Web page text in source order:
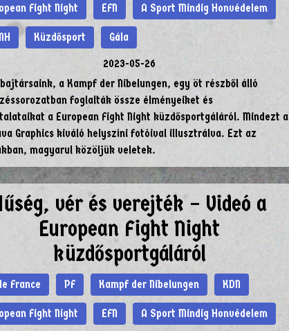
Fight Night EFN A Sport Mindig Honvédelem
Küzdősport
Gála
2023-05-26
a Kampf der Nibelungen, egy öt részből álló
foglalták össze élményeiket és
a European Fight Night küzdősportgáláról. Mindezt a
Graphics kiváló helyszíni fotóival illusztrálva. Ezt az
magyarul közöljük veletek.
vér és verejték – Videó a
European Fight Night
küzdősportgáláról
France PF Kampf der Nibelungen KDN
Fight Night EFN A Sport Mindig Honvédelem